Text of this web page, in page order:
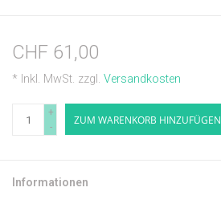
CHF 61,00
* Inkl. MwSt. zzgl. Versandkosten
+
-
ZUM WARENKORB HINZUFÜGEN
Informationen